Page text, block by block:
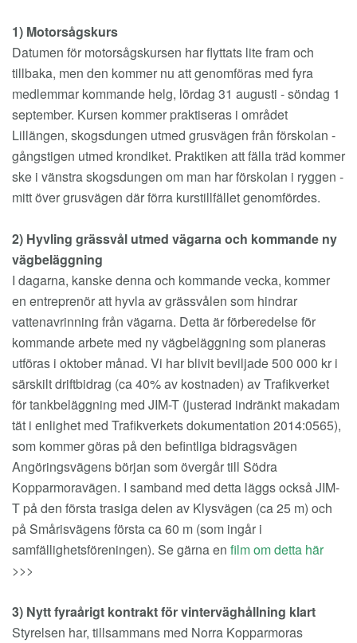
1) Motorsågskurs
Datumen för motorsågskursen har flyttats lite fram och
tillbaka, men den kommer nu att genomföras med fyra
medlemmar kommande helg, lördag 31 augusti - söndag 1
september. Kursen kommer praktiseras i området
Lillängen, skogsdungen utmed grusvägen från förskolan -
gångstigen utmed krondiket. Praktiken att fälla träd kommer
ske i vänstra skogsdungen om man har förskolan i ryggen -
mitt över grusvägen där förra kurstillfället genomfördes.
2) Hyvling grässvål utmed vägarna och kommande ny
vägbeläggning
I dagarna, kanske denna och kommande vecka, kommer
en entreprenör att hyvla av grässvålen som hindrar
vattenavrinning från vägarna. Detta är förberedelse för
kommande arbete med ny vägbeläggning som planeras
utföras i oktober månad. Vi har blivit beviljade 500 000 kr i
särskilt driftbidrag (ca 40% av kostnaden) av Trafikverket
för tankbeläggning med JIM-T (justerad indränkt makadam
tät i enlighet med Trafikverkets dokumentation 2014:0565),
som kommer göras på den befintliga bidragsvägen
Angöringsvägens början som övergår till Södra
Kopparmoravägen. I samband med detta läggs också JIM-
T på den första trasiga delen av Klysvägen (ca 25 m) och
på Smårisvägens första ca 60 m (som ingår i
samfällighetsföreningen). Se gärna en film om detta här
>>>
3) Nytt fyraårigt kontrakt för vinterväghållning klart
Styrelsen har, tillsammans med Norra Kopparmoras